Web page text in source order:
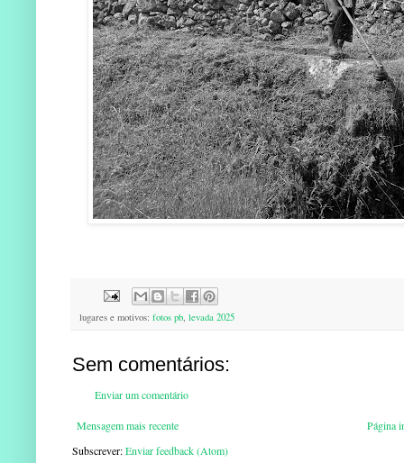
lugares e motivos: fotos pb, levada 2025
Sem comentários:
Enviar um comentário
Mensagem mais recente
Página
Subscrever:Enviar feedback (Atom)